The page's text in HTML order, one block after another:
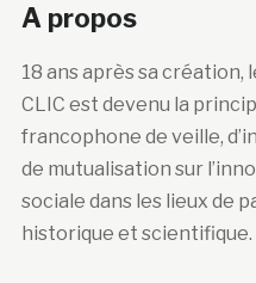
A propos
18 ans après sa création,
CLIC est devenu la
francophone de veille,
de mutualisation sur
sociale dans les lieux de
historique et scientifique.